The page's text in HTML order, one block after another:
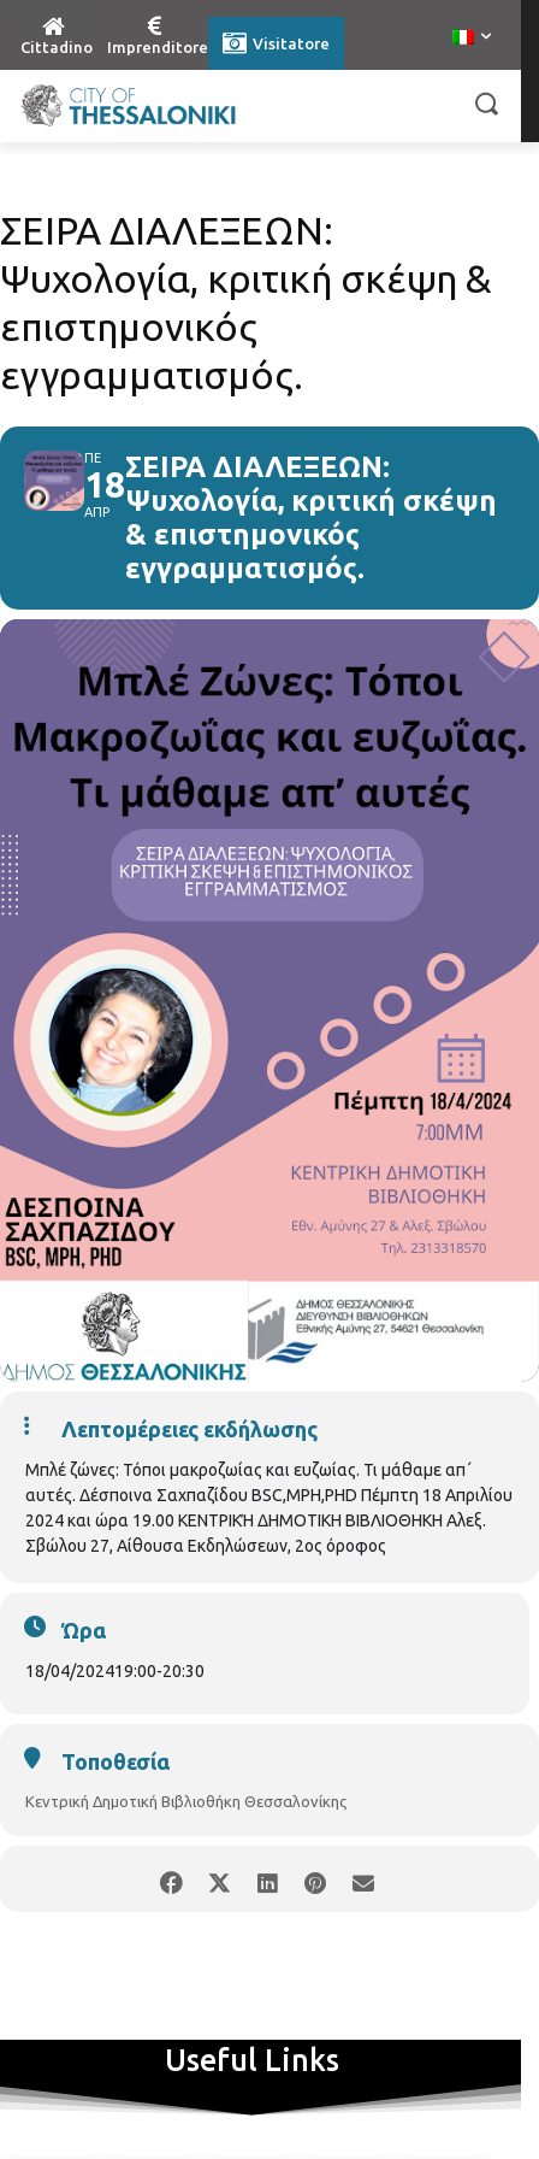
Cittadino Imprenditore Visitatore
ΣΕΙΡΑ ΔΙΑΛΕΞΕΩΝ:
Ψυχολογία, κριτική σκέψη &
επιστημονικός
εγγραμματισμός.
ΠΕ
18
ΑΠΡ
ΣΕΙΡΑ ΔΙΑΛΕΞΕΩΝ:
Ψυχολογία, κριτική σκέψη
& επιστημονικός
εγγραμματισμός.
Λεπτομέρειες εκδήλωσης
Μπλέ ζώνες: Τόποι μακροζωίας και ευζωίας. Τι μάθαμε απ΄
αυτές. Δέσποινα Σαχπαζίδου BSC,MPH,PHD Πέμπτη 18 Απριλίου
2024 και ώρα 19.00 ΚΕΝΤΡΙΚΉ ΔΗΜΟΤΙΚΗ ΒΙΒΛΙΟΘΗΚΗ Αλεξ.
Σβώλου 27, Αίθουσα Εκδηλώσεων, 2ος όροφος
Ώρα
18/04/202419:00-20:30
Τοποθεσία
Κεντρική Δημοτική Βιβλιοθήκη Θεσσαλονίκης
Useful Links